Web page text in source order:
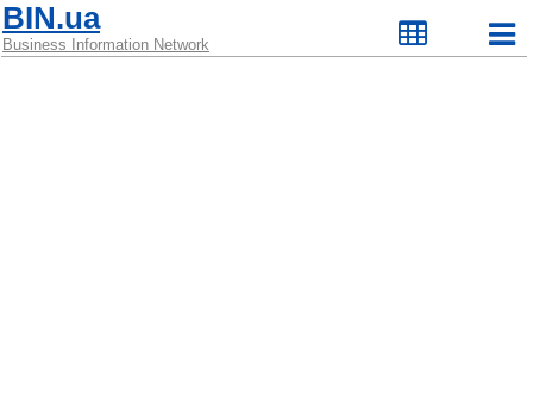
BIN.ua
Business Information Network